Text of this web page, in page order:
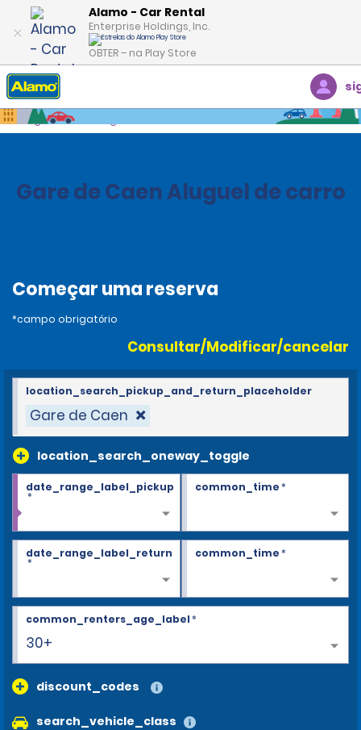
Alamo - Car Rental
Enterprise Holdings, Inc.
OBTER – na Play Store
Página inicial
Gare de Caen Aluguel de carro
Começar uma reserva
*campo obrigatório
Consultar/Modificar/cancelar
Gare de Caen
location_search_oneway_toggle
location_search_pickup_and_return_placeholder
date_range_label_pickup
*
common_time*
date_range_label_return
*
common_time*
30+
common_renters_age_label*
discount_codes
search_vehicle_class